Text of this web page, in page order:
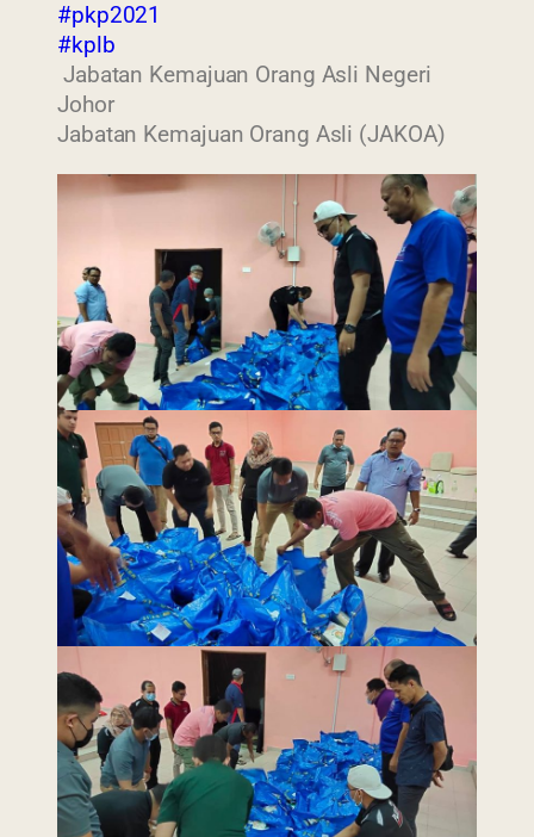
#pkp2021
#kplb
Jabatan Kemajuan Orang Asli Negeri
Johor
Jabatan Kemajuan Orang Asli (JAKOA)